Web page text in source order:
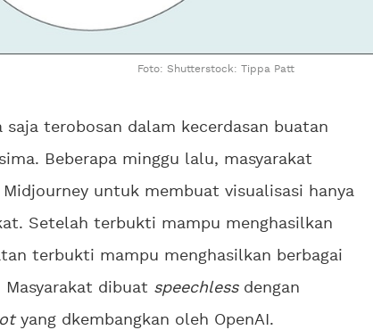
Foto: Shutterstock: Tippa Patt
saja terobosan dalam kecerdasan buatan
Beberapa minggu lalu, masyarakat
untuk membuat visualisasi hanya
Setelah terbukti mampu menghasilkan
terbukti mampu menghasilkan berbagai
dibuat speechlessdengan
yang dkembangkan oleh OpenAI.